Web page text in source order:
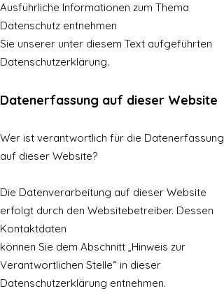
Ausführliche Informationen zum Thema
Datenschutz entnehmen
Sie unserer unter diesem Text aufgeführten
Datenschutzerklärung.
Datenerfassung auf dieser Website
Wer ist verantwortlich für die Datenerfassung
auf dieser Website?
Die Datenverarbeitung auf dieser Website
erfolgt durch den Websitebetreiber. Dessen
Kontaktdaten
können Sie dem Abschnitt „Hinweis zur
Verantwortlichen Stelle“ in dieser
Datenschutzerklärung entnehmen.